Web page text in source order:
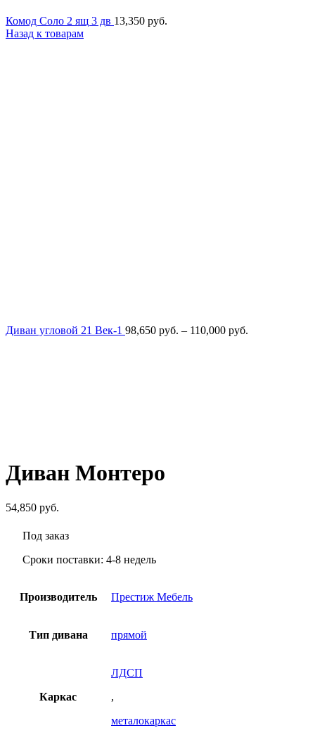
Комод Соло 2 ящ 3 дв 13,350 руб.
Назад к товарам
Диван угловой 21 Век-1 98,650 руб. – 110,000 руб.
Диван Монтеро
54,850 руб.
Под заказ
Сроки поставки: 4-8 недель
Производитель Престиж Мебель
Тип дивана прямой
Каркас
ЛДСП
,
металокаркас